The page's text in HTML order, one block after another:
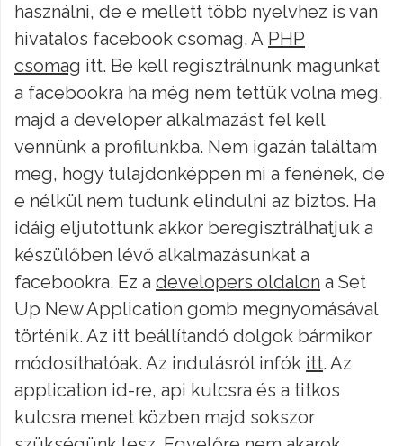
használni, de e mellett több nyelvhez is van
hivatalos facebook csomag. A PHP
csomag itt. Be kell regisztrálnunk magunkat
a facebookra ha még nem tettük volna meg,
majd a developer alkalmazást fel kell
vennünk a profilunkba. Nem igazán találtam
meg, hogy tulajdonképpen mi a fenének, de
e nélkül nem tudunk elindulni az biztos. Ha
idáig eljutottunk akkor beregisztrálhatjuk a
készülőben lévő alkalmazásunkat a
facebookra. Ez a developers oldalon a Set
Up New Application gomb megnyomásával
történik. Az itt beállítandó dolgok bármikor
módosíthatóak. Az indulásról infók itt. Az
application id-re, api kulcsra és a titkos
kulcsra menet közben majd sokszor